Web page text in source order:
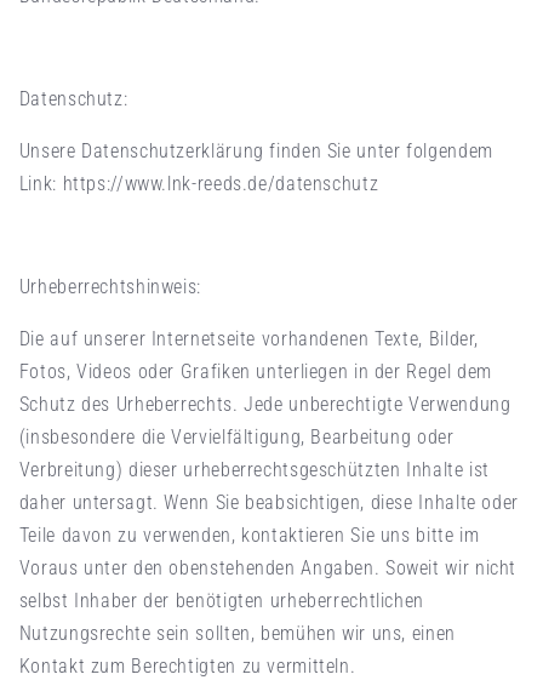
Datenschutz:
Unsere Datenschutzerklärung finden Sie unter folgendem
Link: https://www.lnk-reeds.de/datenschutz
Urheberrechtshinweis:
Die auf unserer Internetseite vorhandenen Texte, Bilder,
Fotos, Videos oder Grafiken unterliegen in der Regel dem
Schutz des Urheberrechts. Jede unberechtigte Verwendung
(insbesondere die Vervielfältigung, Bearbeitung oder
Verbreitung) dieser urheberrechtsgeschützten Inhalte ist
daher untersagt. Wenn Sie beabsichtigen, diese Inhalte oder
Teile davon zu verwenden, kontaktieren Sie uns bitte im
Voraus unter den obenstehenden Angaben. Soweit wir nicht
selbst Inhaber der benötigten urheberrechtlichen
Nutzungsrechte sein sollten, bemühen wir uns, einen
Kontakt zum Berechtigten zu vermitteln.